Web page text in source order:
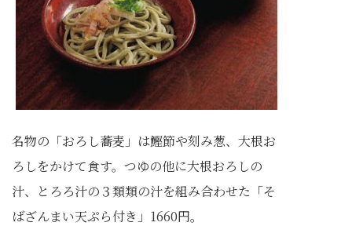
名物の「おろし蕎麦」は鰹節や刻み葱、大根お
ろしをかけて食す。つゆの他に大根おろしの
汁、とろろ汁の３類類の汁を組み合わせた「そ
ばざんまい天ぷら付き」1660円。